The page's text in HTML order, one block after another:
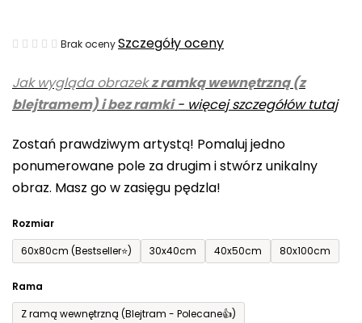
Jak wygląda obrazekz ramką wewnętrzną (z
blejtramem) i bez ramki- więcej szczegółów tutaj
Zostań prawdziwym artystą! Pomaluj jedno
ponumerowane pole za drugim i stwórz unikalny
obraz. Masz go w zasięgu pędzla!
Rozmiar
60x80cm (Bestseller⭐)
30x40cm 40x50cm 80x100cm
Rama
Z ramą wewnętrzną (Blejtram - Polecane👍)
Średnia
produktu
wynosi
na
5
gwiazdek.
Brak ocenySzczegóły oceny